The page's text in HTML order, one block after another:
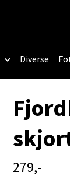
Diverse
279,-